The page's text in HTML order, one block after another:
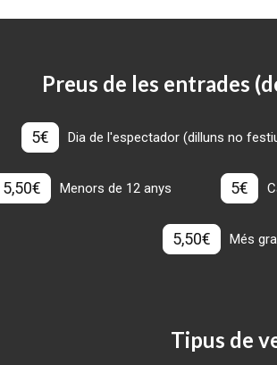
Preus de les entrades
5€ Dia de l'espectador (dilluns no
5,50€ Menors de 12 anys 5€
5,50€ Més
Tipus de